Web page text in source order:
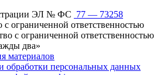
ЭЛ № ФС 77 — 73258
ограниченной ответственностью
с ограниченной ответственностью
два»
материалов
обработки персональных данных